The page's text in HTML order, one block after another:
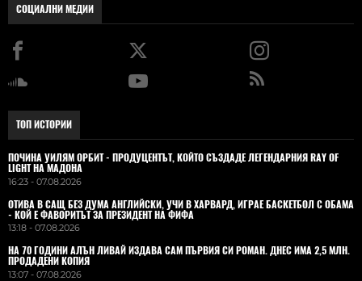
СОЦИАЛНИ МЕДИИ
ТОП ИСТОРИИ
ПОЧИНА УИЛЯМ ОРБИТ - ПРОДУЦЕНТЪТ, КОЙТО СЪЗДАДЕ ЛЕГЕНДАРНИЯ RAY OF
LIGHT НА МАДОНА
16:23 - 07.08.2026
ОТИВА В САЩ БЕЗ ДУМА АНГЛИЙСКИ, УЧИ В ХАРВАРД, ИГРАЕ БАСКЕТБОЛ С ОБАМА
- КОЙ Е ФАВОРИТЪТ ЗА ПРЕЗИДЕНТ НА ФИФА
13:18 - 07.08.2026
НА 70 ГОДИНИ АЛЪН ЛИВАЙ ИЗДАВА САМ ПЪРВИЯ СИ РОМАН. ДНЕС ИМА 2,5 МЛН.
ПРОДАДЕНИ КОПИЯ
13:07 - 07.08.2026